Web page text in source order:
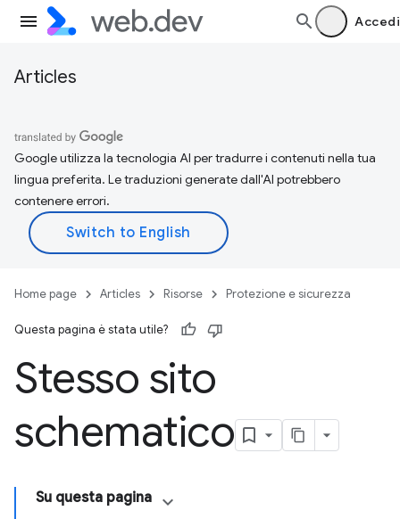
Accedi
Articles
Google utilizza la tecnologia AI per tradurre i contenuti nella tua
lingua preferita. Le traduzioni generate dall'AI potrebbero
contenere errori.
Home page Articles Risorse Protezione e sicurezza
Questa pagina è stata utile?
Stesso sito
schematico
Su questa pagina